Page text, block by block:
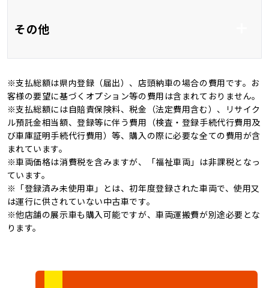
ンチ
バックカメラ ＨＩＤ
オートマチックハイビ
ーム
オートライト
その他
新品タイヤ 記録簿
4WD キャンピングカー
※支払総額は県内登録（届出）、店頭納車の場合の費用です。お
客様の要望に基づくオプション等の費用は含まれておりません。
※支払総額には自賠責保険料、税金（法定費用含む）、リサイク
ル預託金相当額、登録等に伴う費用（検査・登録手続代行費用及
び車庫証明手続代行費用）等、購入の際に必要な全ての費用が含
まれています。
※車両価格は消費税を含みますが、「福祉車両」は非課税となっ
ています。
※「登録済み未使用車」とは、初年度登録された車両で、使用又
は運行に供されていない中古車です。
※他店舗の展示車も購入可能ですが、車両運搬費が別途必要とな
ります。